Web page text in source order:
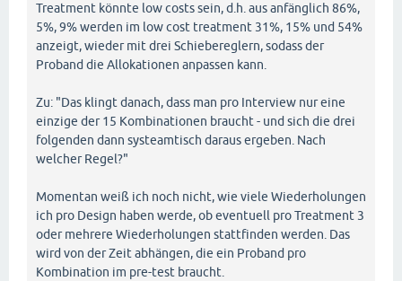
Treatment könnte low costs sein, d.h. aus anfänglich 86%,
5%, 9% werden im low cost treatment 31%, 15% und 54%
anzeigt, wieder mit drei Schiebereglern, sodass der
Proband die Allokationen anpassen kann.
Zu: "Das klingt danach, dass man pro Interview nur eine
einzige der 15 Kombinationen braucht - und sich die drei
folgenden dann systeamtisch daraus ergeben. Nach
welcher Regel?"
Momentan weiß ich noch nicht, wie viele Wiederholungen
ich pro Design haben werde, ob eventuell pro Treatment 3
oder mehrere Wiederholungen stattfinden werden. Das
wird von der Zeit abhängen, die ein Proband pro
Kombination im pre-test braucht.